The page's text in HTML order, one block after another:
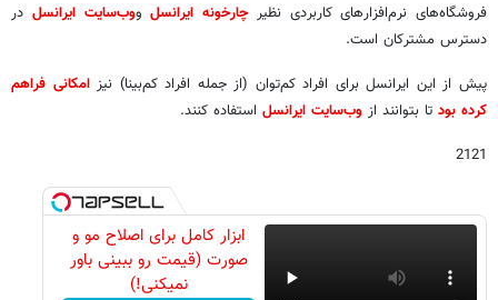
فروشگاه‌های نرم‌افزارهای کاربردی نظیرچارخونه ایرانسلووب‌سایت ایرانسل در
دسترس مشترکان است.
پیش از این ایرانسل برای افراد کم‌توان (از جمله افراد کم‌بینا) نیز امکانی فراهم
کرده بود تا بتوانند از وب‌سایت ایرانسل استفاده کنند.
2121
ابزار کامل برای اصلاح مو و
صورت (قیمت رو ببینی باور
نمیکنی!)